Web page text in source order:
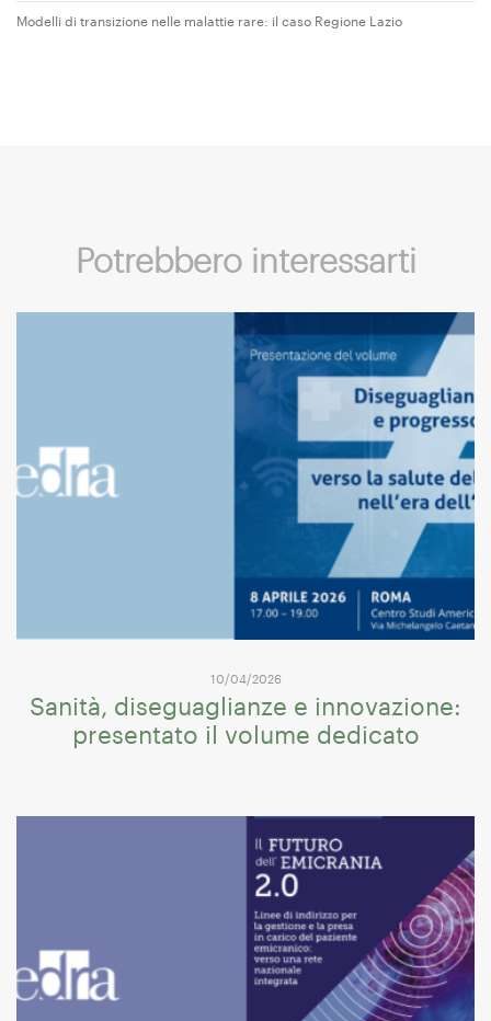
Modelli di transizione nelle malattie rare: il caso Regione Lazio
Potrebbero interessarti
10/04/2026
Sanità, diseguaglianze e innovazione:
presentato il volume dedicato